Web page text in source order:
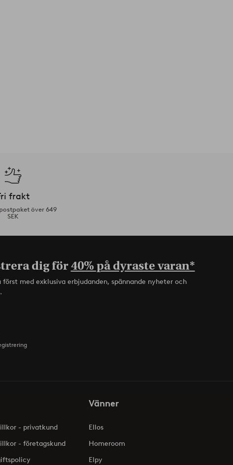
frakt
över 649
SEK
dig för40% på dyraste varan*
först med exklusiva erbjudanden, spännande nyheter och
- privatkund
- företagskund
Vänner
Ellos
Homeroom
Elpy